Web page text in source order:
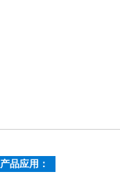
产品应用：